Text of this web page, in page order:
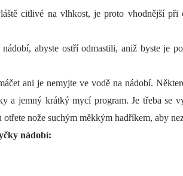
citlivé na vlhkost, je proto vhodnější při
abyste ostří odmastili, aniž byste je
ani je nemyjte ve vodě na nádobí.
a jemný krátký mycí program. Je třeba se
nože suchým měkkým hadříkem, aby
nádobí: